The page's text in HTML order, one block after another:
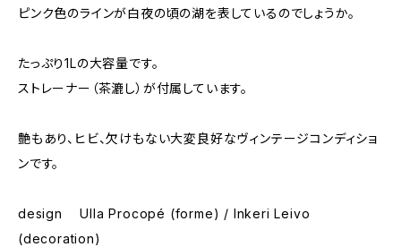
ピンク色のラインが白夜の頃の湖を表しているのでしょうか。
たっぷり1Lの大容量です。
ストレーナー（茶漉し）が付属しています。
艶もあり、ヒビ、欠けもない大変良好なヴィンテージコンディショ
ンです。
design Ulla Procopé (forme) / Inkeri Leivo
(decoration)